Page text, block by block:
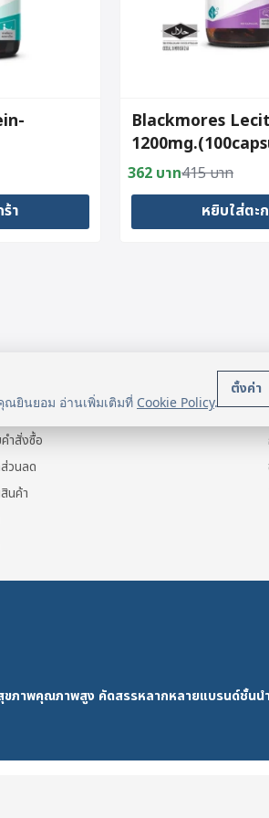
า
Blackmores
415บาท
Original
price
was:
362 บาท
Current
price
is:
หยิบใส่ตะ
ณยินยอม อ่านเพิ่มเติมที่ Cookie Policy.
ตั้งค่า
ะเงิน
ำสั่งซื้อ
วนลด
นค้า
พคุณภาพสูง คัดสรรหลากหลายแบรนด์ชั้นน